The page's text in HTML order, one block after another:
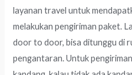
layanan travel untuk
melakukan pengiriman paket.
door to door, bisa ditunggu di
pengantaran. Untuk